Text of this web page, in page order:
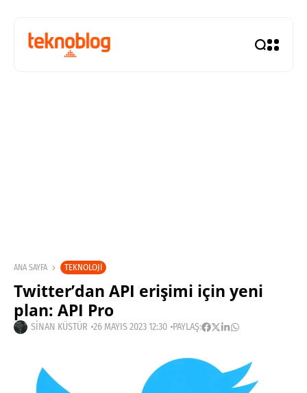
ANA SAYFA TEKNOLOJI
Twitter’dan API erişimi için yeni
plan: API Pro
SINAN KÜSTÜR 26 MAYIS 2023 12:30 PAYLAŞ: